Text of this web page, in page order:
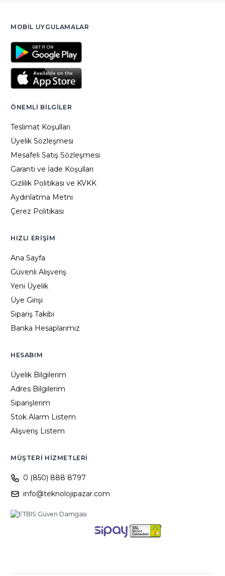
MOBIL UYGULAMALAR
ÖNEMLI BILGILER
Teslimat Koşulları
Üyelik Sözleşmesi
Mesafeli Satış Sözleşmesi
Garanti ve İade Koşulları
Gizlilik Politikası ve KVKK
Aydınlatma Metni
Çerez Politikası
HIZLI ERIŞIM
Ana Sayfa
Güvenli Alışveriş
Yeni Üyelik
Üye Girişi
Sipariş Takibi
Banka Hesaplarımız
HESABIM
Üyelik Bilgilerim
Adres Bilgilerim
Siparişlerim
Stok Alarm Listem
Alışveriş Listem
MÜŞTERI HIZMETLERI
0 (850) 888 8797
info@teknolojipazar.com